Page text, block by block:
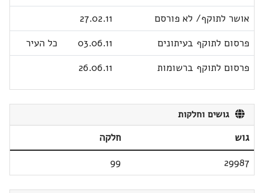
אושר לתוקף/ לא פורסם
27.02.11
פרסום לתוקף בעיתונים
03.06.11
כל העיר
פרסום לתוקף ברשומות
26.06.11
גושים וחלקות
גוש
חלקה
29987
99